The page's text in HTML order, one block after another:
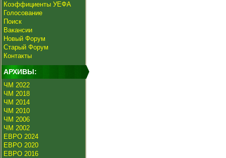
Коэффициенты УЕФА
Голосование
Поиск
Вакансии
Новый Форум
Старый Форум
Контакты
АРХИВЫ:
ЧМ 2022
ЧМ 2018
ЧМ 2014
ЧМ 2010
ЧМ 2006
ЧМ 2002
ЕВРО 2024
ЕВРО 2020
ЕВРО 2016